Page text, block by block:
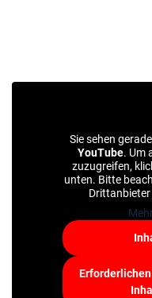
Sie sehen
YouTube. Um
zuzugreifen,
unten. Bitte